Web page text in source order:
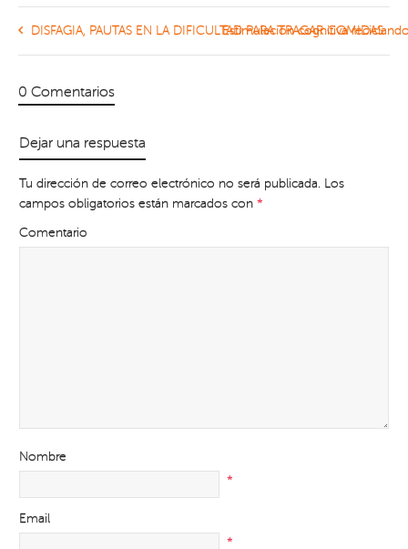
DISFAGIA, PAUTAS EN LA DIFICULTAD PARA TRAGAR COMIDAS
Estimulación cognitiva
0 Comentarios
Dejar una respuesta
Tu dirección de correo electrónico no será publicada. Los
campos obligatorios están marcados con *
Comentario
Nombre
*
Email
*